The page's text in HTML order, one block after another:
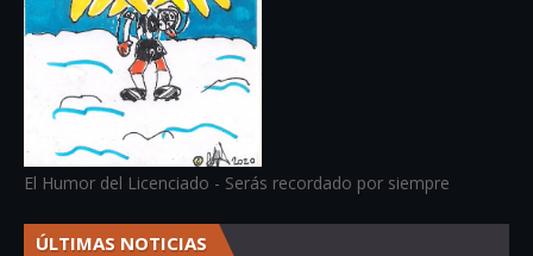
El Humor del Licenciado - Serás recordado por siempre
ÚLTIMAS NOTICIAS